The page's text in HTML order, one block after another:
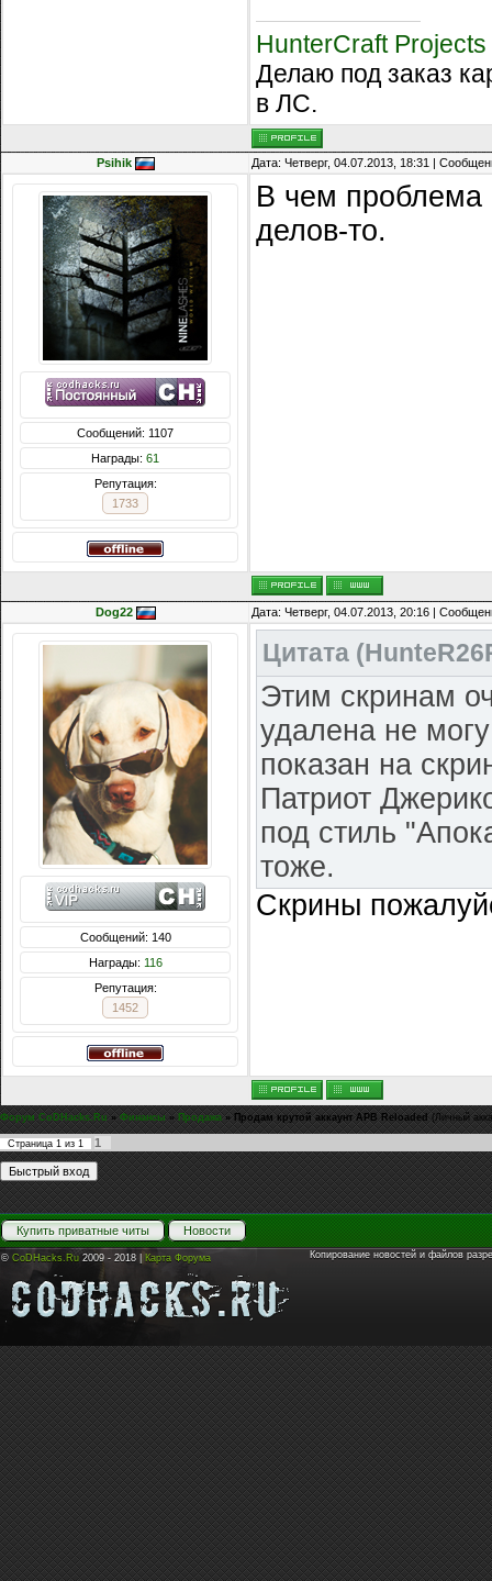
HunterCraft
Делаю под заказ
в ЛС.
Psihik Дата: Четверг, 04.07.2013, 18:31 |
Сообщений: 1107
Награды: 61
Репутация:
1733
В чем проблема
делов-то.
Dog22 Дата: Четверг, 04.07.2013, 20:16 |
Сообщений: 140
Награды: 116
Репутация:
1452
Цитата (
Этим скринам
удалена не
показан на
Патриот
под стиль
тоже.
Скрины
Форум CoDHacks.Ru » Финансы » Продажа » Продам крутой аккаунт APB Reloaded (Личный
Страница 1 из 1 1
Купить приватные читы Новости
© CoDHacks.Ru 2009 - 2018 | Карта Форума Копирование новостей и файлов